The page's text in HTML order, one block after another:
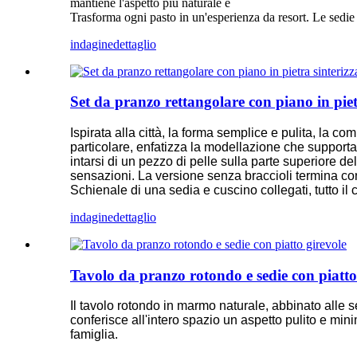
Trasforma ogni pasto in un'esperienza da resort. Le
indaginedettaglio
Set da pranzo rettangolare con piano in
Ispirata alla città, la forma semplice e pulita, la
particolare, enfatizza la modellazione che
intarsi di un pezzo di pelle sulla parte superiore
sensazioni. La versione senza braccioli termina
Schienale di una sedia e cuscino collegati, tutto il
indaginedettaglio
Tavolo da pranzo rotondo e sedie con
Il tavolo rotondo in marmo naturale, abbinato
conferisce all'intero spazio un aspetto pulito e
famiglia.